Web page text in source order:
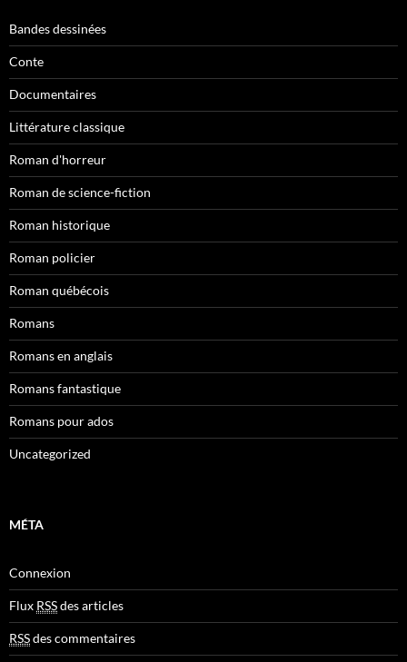
Bandes dessinées
Conte
Documentaires
Littérature classique
Roman d'horreur
Roman de science-fiction
Roman historique
Roman policier
Roman québécois
Romans
Romans en anglais
Romans fantastique
Romans pour ados
Uncategorized
MÉTA
Connexion
Flux RSSdes articles
RSSdes commentaires